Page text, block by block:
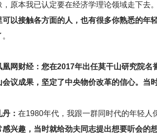
，原本我已认定要在经济学理论领域走下去
可以接触各方面的人，也有很多你熟悉的年
凰网财经：您在2017年出任莫干山研究院
会议成果，坚定了中央物价改革的信心。当
丹： 在1980年代，我跟一群同时代的年轻人
感兴趣，当时就给劲夫同志提出想要听会的